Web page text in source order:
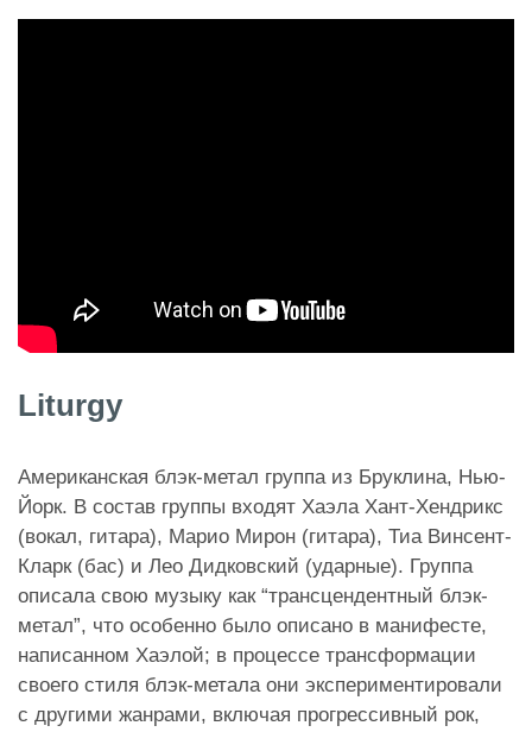
Liturgy
Американская блэк-метал группа из Бруклина, Нью-
Йорк. В состав группы входят Хаэла Хант-Хендрикс
(вокал, гитара), Марио Мирон (гитара), Тиа Винсент-
Кларк (бас) и Лео Дидковский (ударные). Группа
описала свою музыку как “трансцендентный блэк-
метал”, что особенно было описано в манифесте,
написанном Хаэлой; в процессе трансформации
своего стиля блэк-метала они экспериментировали
с другими жанрами, включая прогрессивный рок,